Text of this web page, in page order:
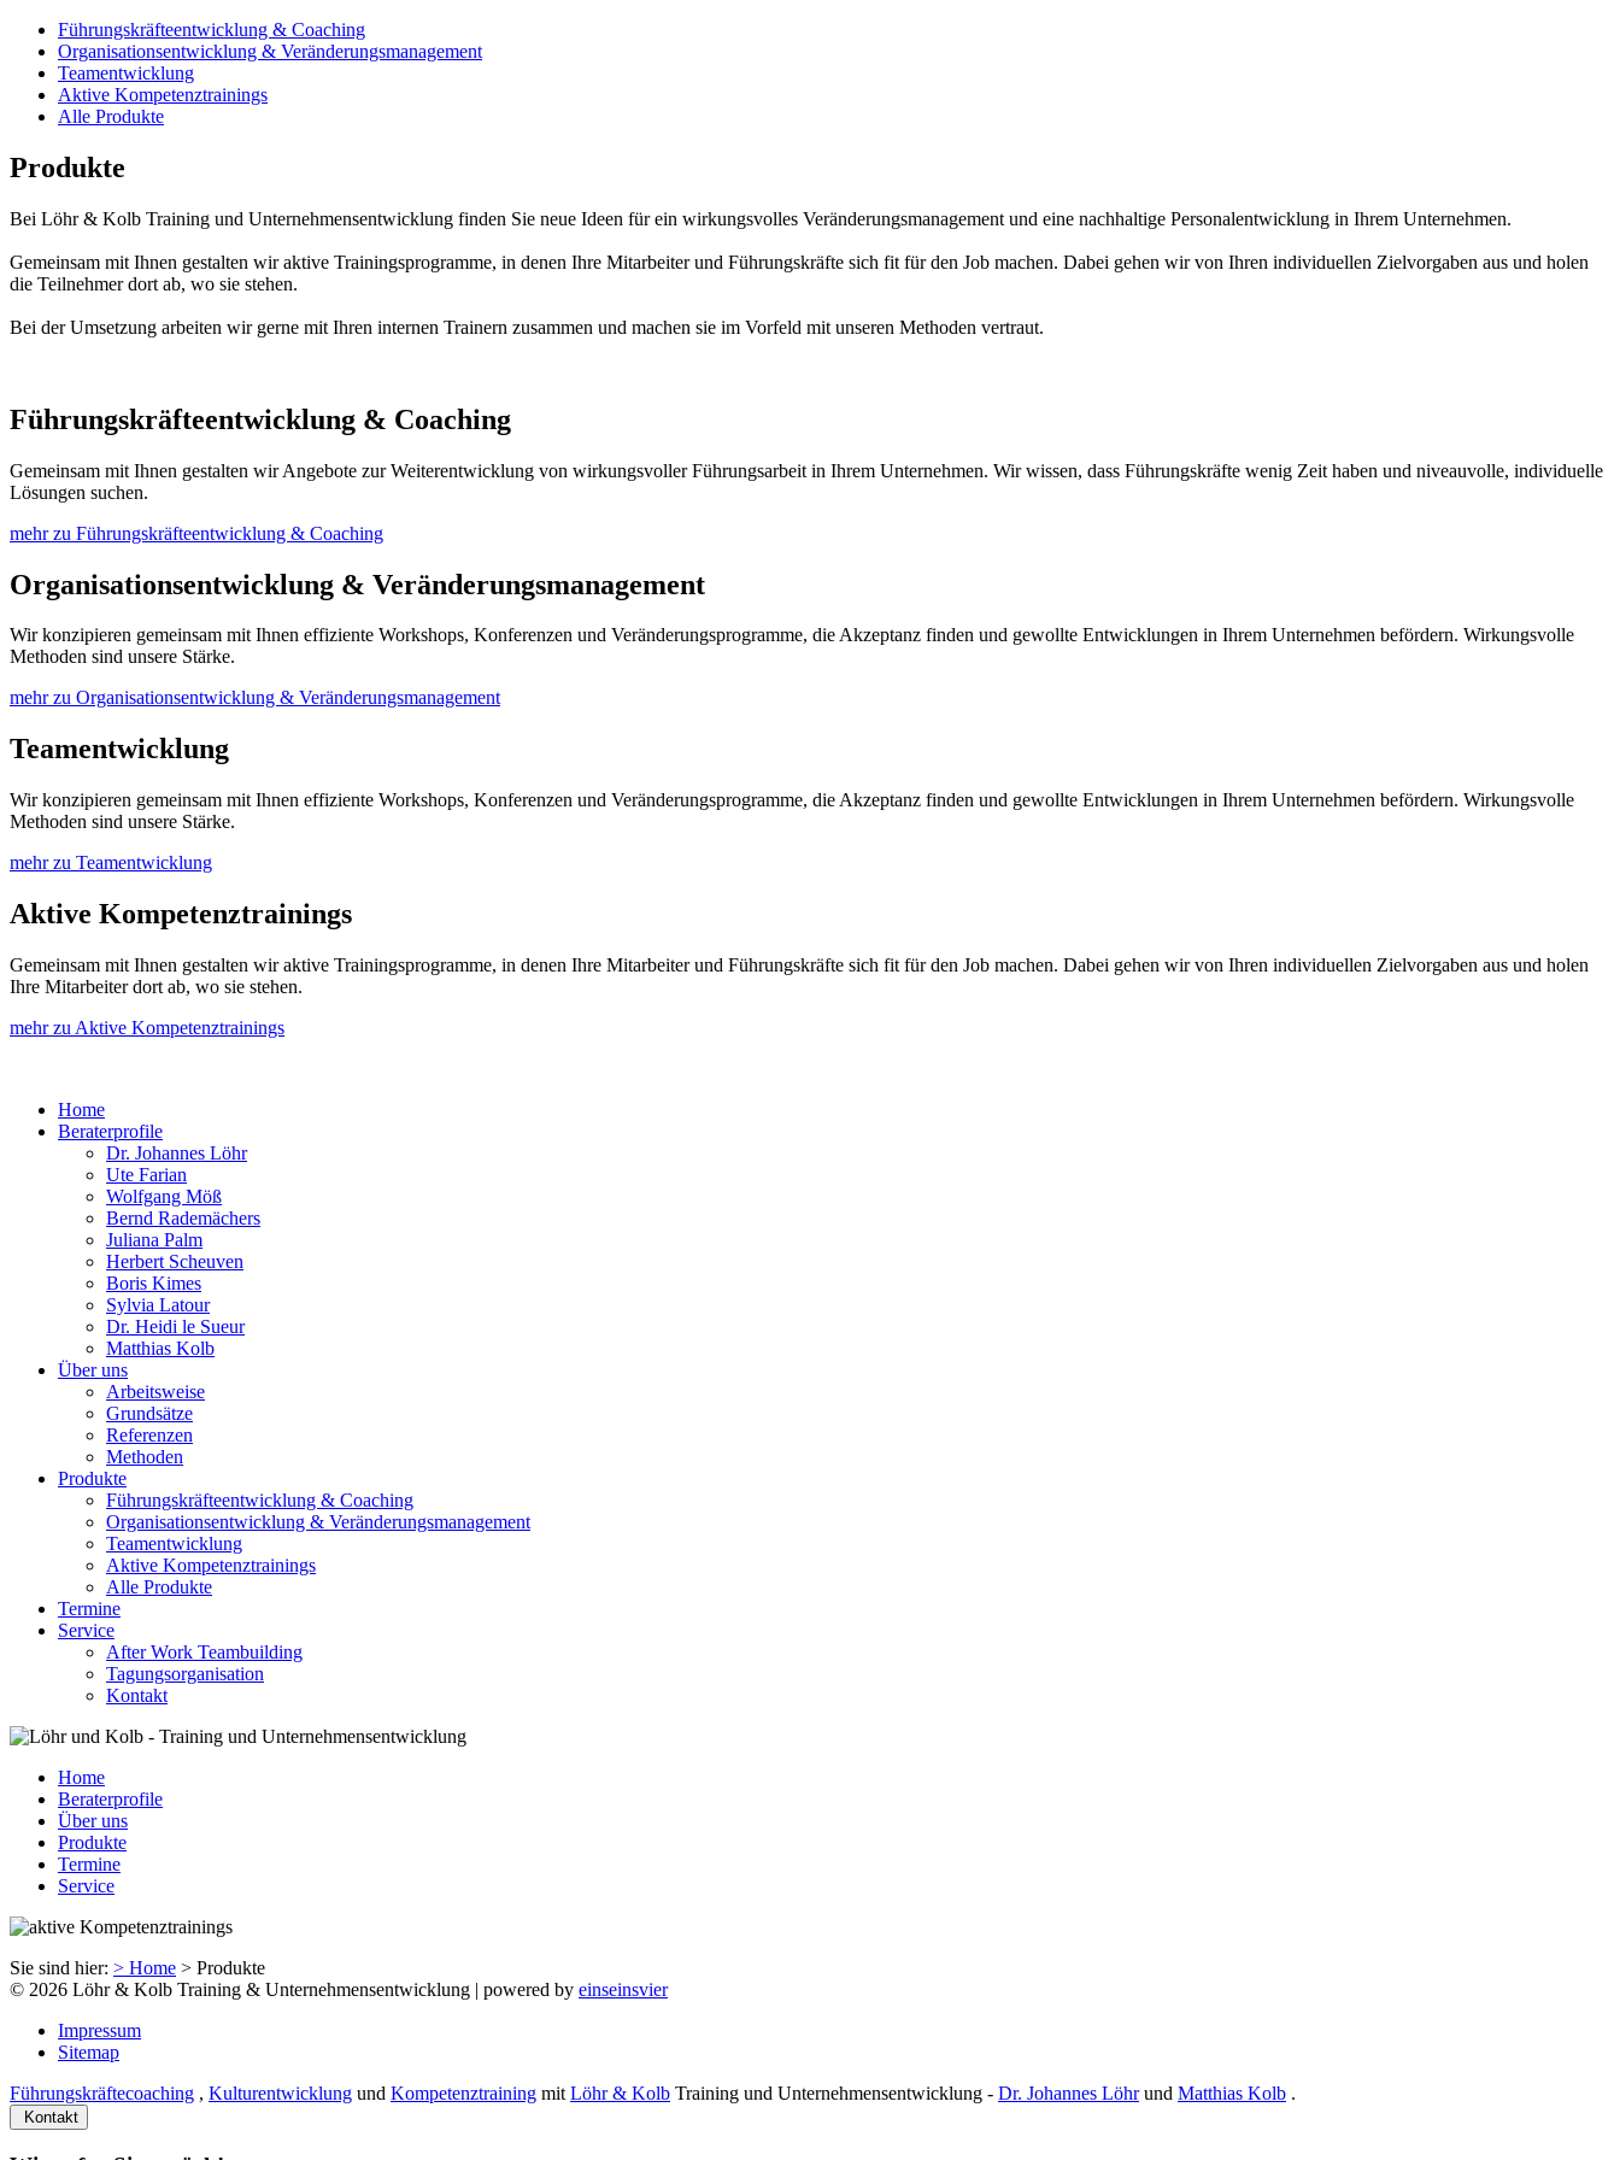
Führungskräfteentwicklung & Coaching
Organisationsentwicklung & Veränderungsmanagement
Teamentwicklung
Aktive Kompetenztrainings
Alle Produkte
Produkte
Bei Löhr & Kolb Training und Unternehmensentwicklung finden Sie neue Ideen für ein wirkungsvolles Veränderungsmanagement und eine nachhaltige Personalentwicklung in Ihrem Unternehmen.
Gemeinsam mit Ihnen gestalten wir aktive Trainingsprogramme, in denen Ihre Mitarbeiter und Führungskräfte sich fit für den Job machen. Dabei gehen wir von Ihren individuellen Zielvorgaben aus und holen
die Teilnehmer dort ab, wo sie stehen.
Bei der Umsetzung arbeiten wir gerne mit Ihren internen Trainern zusammen und machen sie im Vorfeld mit unseren Methoden vertraut.
Führungskräfteentwicklung & Coaching
Gemeinsam mit Ihnen gestalten wir Angebote zur Weiterentwicklung von wirkungsvoller Führungsarbeit in Ihrem Unternehmen. Wir wissen, dass Führungskräfte wenig Zeit haben und niveauvolle, individuelle
Lösungen suchen.
mehr zu Führungskräfteentwicklung & Coaching
Organisationsentwicklung & Veränderungsmanagement
Wir konzipieren gemeinsam mit Ihnen effiziente Workshops, Konferenzen und Veränderungsprogramme, die Akzeptanz finden und gewollte Entwicklungen in Ihrem Unternehmen befördern. Wirkungsvolle
Methoden sind unsere Stärke.
mehr zu Organisationsentwicklung & Veränderungsmanagement
Teamentwicklung
Wir konzipieren gemeinsam mit Ihnen effiziente Workshops, Konferenzen und Veränderungsprogramme, die Akzeptanz finden und gewollte Entwicklungen in Ihrem Unternehmen befördern. Wirkungsvolle
Methoden sind unsere Stärke.
mehr zu Teamentwicklung
Aktive Kompetenztrainings
Gemeinsam mit Ihnen gestalten wir aktive Trainingsprogramme, in denen Ihre Mitarbeiter und Führungskräfte sich fit für den Job machen. Dabei gehen wir von Ihren individuellen Zielvorgaben aus und holen
Ihre Mitarbeiter dort ab, wo sie stehen.
mehr zu Aktive Kompetenztrainings
Home
Beraterprofile
Dr. Johannes Löhr
Ute Farian
Wolfgang Möß
Bernd Rademächers
Juliana Palm
Herbert Scheuven
Boris Kimes
Sylvia Latour
Dr. Heidi le Sueur
Matthias Kolb
Über uns
Arbeitsweise
Grundsätze
Referenzen
Methoden
Produkte
Führungskräfteentwicklung & Coaching
Organisationsentwicklung & Veränderungsmanagement
Teamentwicklung
Aktive Kompetenztrainings
Alle Produkte
Termine
Service
After Work Teambuilding
Tagungsorganisation
Kontakt
Home
Beraterprofile
Über uns
Produkte
Termine
Service
Sie sind hier: > Home > Produkte
© 2026 Löhr & Kolb Training & Unternehmensentwicklung | powered by einseinsvier
Impressum
Sitemap
Führungskräftecoaching , Kulturentwicklung und Kompetenztraining mit Löhr & Kolb Training und Unternehmensentwicklung - Dr. Johannes Löhrund Matthias Kolb .
Kontakt